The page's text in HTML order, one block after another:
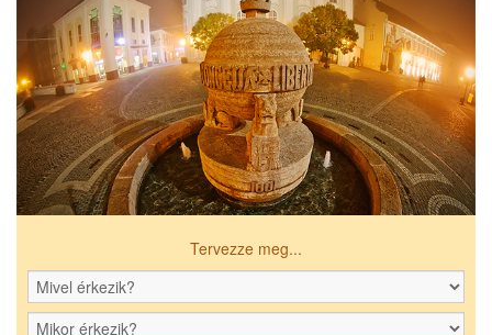
Tervezze meg...